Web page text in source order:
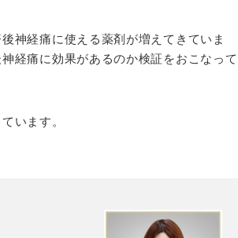
神経痛に使える薬剤が増えてきていま
経痛に効果があるのか検証をおこなって
います。